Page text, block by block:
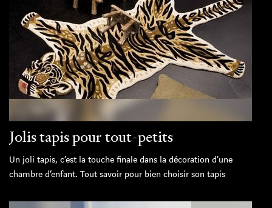
Jolis tapis pour tout-petits
Un joli tapis, c’est la touche finale dans la décoration d’une
chambre d’enfant. Tout savoir pour bien choisir son tapis